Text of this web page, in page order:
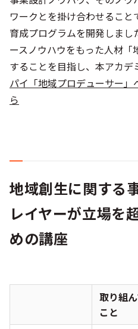
ワークとを掛け合わせるこ
育成プログラムを開発しま
ースノウハウをもった人材
することを目指し、本アカデ
パイ「地域プロデューサー
ら
地域創生に関する
レイヤーが立場を
めの講座
取り組
こと